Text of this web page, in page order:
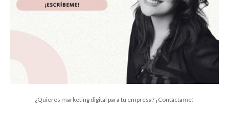
¿Quieres marketing digital para tu empresa? ¡Contáctame!